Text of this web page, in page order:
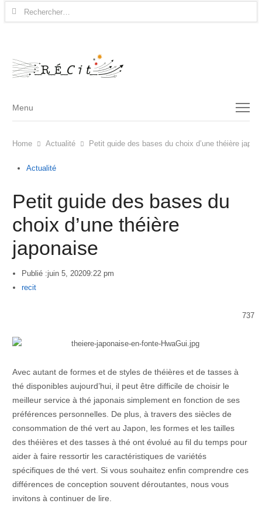
Rechercher :
Menu
Menu
Home Actualité Petit guide des bases du choix d’une théière
Actualité
Petit guide des bases du
choix d’une théière
japonaise
Publié :juin 5, 20209:22 pm
Author
recit
737
Avec autant de formes et de styles de théières et de tasses à
thé disponibles aujourd’hui, il peut être difficile de choisir le
meilleur service à thé japonais simplement en fonction de ses
préférences personnelles. De plus, à travers des siècles de
consommation de thé vert au Japon, les formes et les tailles
des théières et des tasses à thé ont évolué au fil du temps pour
aider à faire ressortir les caractéristiques de variétés
spécifiques de thé vert. Si vous souhaitez enfin comprendre ces
différences de conception souvent déroutantes, nous vous
invitons à continuer de lire.